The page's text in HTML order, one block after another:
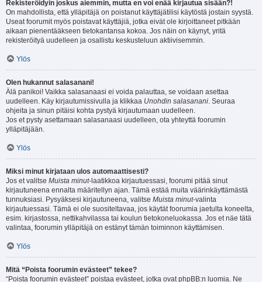
Rekisteröidyin joskus aiemmin, mutta en voi enää kirjautua sisään?!
On mahdollista, että ylläpitäjä on poistanut käyttäjätilisi käytöstä jostain syystä.
Useat foorumit myös poistavat käyttäjiä, jotka eivät ole kirjoittaneet pitkään
aikaan pienentääkseen tietokantansa kokoa. Jos näin on käynyt, yritä
rekisteröityä uudelleen ja osallistu keskusteluun aktiivisemmin.
Ylös
Olen hukannut salasanani!
Älä panikoi! Vaikka salasanaasi ei voida palauttaa, se voidaan asettaa
uudelleen. Käy kirjautumissivulla ja klikkaa Unohdin salasanani. Seuraa
ohjeita ja sinun pitäisi kohta pystyä kirjautumaan uudelleen.
Jos et pysty asettamaan salasanaasi uudelleen, ota yhteyttä foorumin
ylläpitäjään.
Ylös
Miksi minut kirjataan ulos automaattisesti?
Jos et valitse Muista minut-laatikkoa kirjautuessasi, foorumi pitää sinut
kirjautuneena ennalta määritellyn ajan. Tämä estää muita väärinkäyttämästä
tunnuksiasi. Pysyäksesi kirjautuneena, valitse Muista minut-valinta
kirjautuessasi. Tämä ei ole suositeltavaa, jos käytät foorumia jaetulta koneelta,
esim. kirjastossa, nettikahvilassa tai koulun tietokoneluokassa. Jos et näe tätä
valintaa, foorumin ylläpitäjä on estänyt tämän toiminnon käyttämisen.
Ylös
Mitä “Poista foorumin evästeet” tekee?
“Poista foorumin evästeet” poistaa evästeet, jotka ovat phpBB:n luomia. Ne